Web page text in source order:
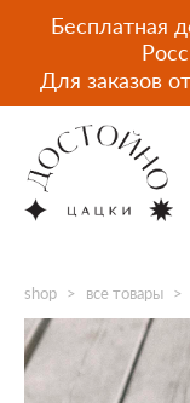
Бесплатная
Для заказов
shop > все товары >